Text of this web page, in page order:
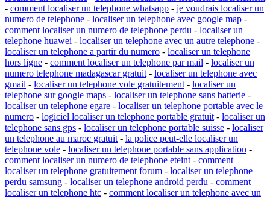
- comment localiser un telephone whatsapp - je voudrais localiser un
numero de telephone - localiser un telephone avec google map -
comment localiser un numero de telephone perdu - localiser un
telephone huawei - localiser un telephone avec un autre telephone -
localiser un telephone a partir du numero - localiser un telephone
hors ligne - comment localiser un telephone par mail - localiser un
numero telephone madagascar gratuit - localiser un telephone avec
gmail - localiser un telephone vole gratuitement - localiser un
telephone sur google maps - localiser un telephone sans batterie -
localiser un telephone egare - localiser un telephone portable avec le
numero - logiciel localiser un telephone portable gratuit - localiser un
telephone sans gps - localiser un telephone portable suisse - localiser
un telephone au maroc gratuit - la police peut-elle localiser un
telephone vole - localiser un telephone portable sans application -
comment localiser un numero de telephone eteint - comment
localiser un telephone gratuitement forum - localiser un telephone
perdu samsung - localiser un telephone android perdu - comment
localiser un telephone htc - comment localiser un telephone avec un